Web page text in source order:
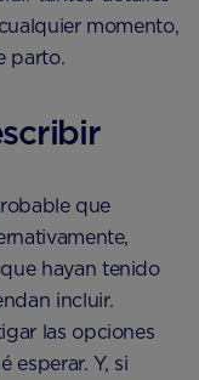
momento,
parto.
que
hayan tenido
incluir.
las opciones
esperar. Y, si